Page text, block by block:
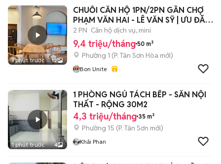
1 phút trước 12
CHUỖI CĂN HỘ 1PN/2PN GẦN CHỢ
PHẠM VĂN HAI - LÊ VĂN SỸ | ƯU ĐÃI
MẠNH T8
2 PN Căn hộ dịch vụ, mini
9,4 triệu/tháng 50 m²
Phường 1 (P. Tân Sơn Hòa mới)
Bon Unite
1 phút trước 4
1 PHÒNG NGỦ TÁCH BẾP - SẴN NỘI
THẤT - RỘNG 30M2
4,3 triệu/tháng 35 m²
Phường 15 (P. Tân Sơn mới)
Khải Phan